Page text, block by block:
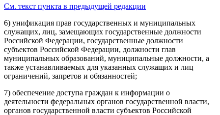
См. текст пункта в предыдущей редакции
6) унификация прав государственных и муниципальных
служащих, лиц, замещающих государственные должности
Российской Федерации, государственные должности
субъектов Российской Федерации, должности глав
муниципальных образований, муниципальные должности, а
также устанавливаемых для указанных служащих и лиц
ограничений, запретов и обязанностей;
7) обеспечение доступа граждан к информации о
деятельности федеральных органов государственной власти,
органов государственной власти субъектов Российской